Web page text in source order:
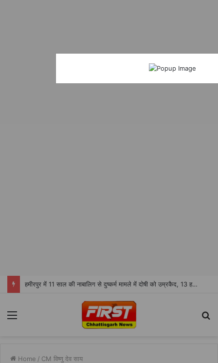
हमीरपुर में 11 साल की नाबालिग से दुष्कर्म मामले में दोषी को उम्रकैद, 13 हजार रुपये जुर्माना
Menu
Home / CM विष्णु देव साय